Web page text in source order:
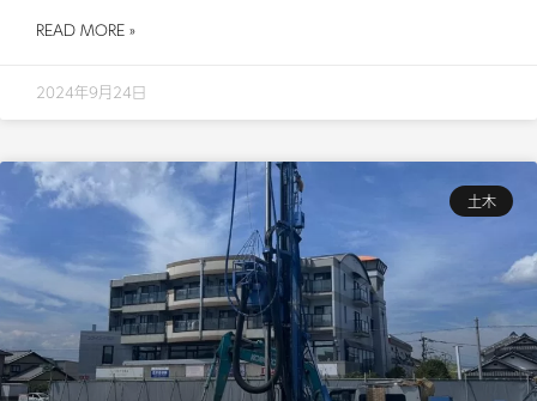
READ MORE »
2024年9月24日
土木